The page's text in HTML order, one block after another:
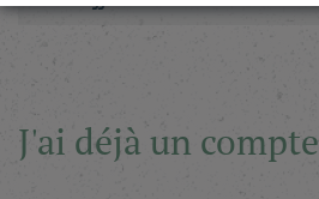
J'ai déjà un compte